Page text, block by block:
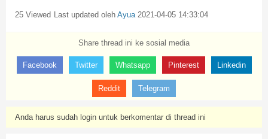
25 Viewed Last updated oleh Ayua 2021-04-05 14:33:04
Share thread ini ke sosial media
Facebook Twitter Whatsapp Pinterest Linkedin
Reddit Telegram
Anda harus sudah login untuk berkomentar di thread ini